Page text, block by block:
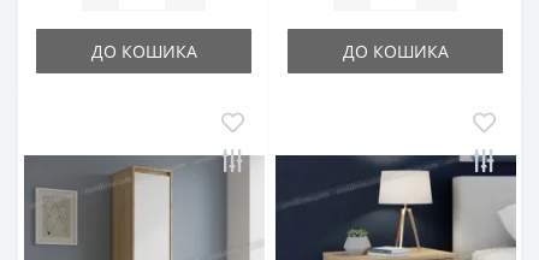
ДО КОШИКА ДО КОШИКА